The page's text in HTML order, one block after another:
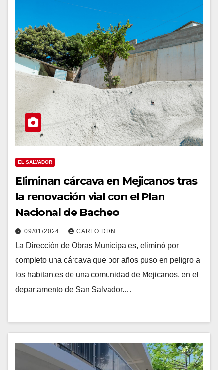
EL SALVADOR
Eliminan cárcava en Mejicanos tras
la renovación vial con el Plan
Nacional de Bacheo
09/01/2024 CARLO DDN
La Dirección de Obras Municipales, eliminó por
completo una cárcava que por años puso en peligro a
los habitantes de una comunidad de Mejicanos, en el
departamento de San Salvador.…